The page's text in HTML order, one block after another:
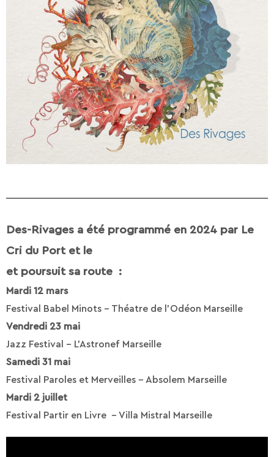
Des-Rivages a été programmé en 2024 par Le
Cri du Port et le
et poursuit sa route :
Mardi 12 mars
Festival Babel Minots – Théatre de l’Odéon Marseille
Vendredi 23 mai
Jazz Festival – L’Astronef Marseille
Samedi 31 mai
Festival Paroles et Merveilles – Absolem Marseille
Mardi 2 juillet
Festival Partir en Livre – Villa Mistral Marseille